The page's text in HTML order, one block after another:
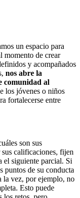
un espacio para
momento de crear
y acompañados
nos abre la
comunidad al
los jóvenes o niños
fortalecerse entre
son sus
calificaciones, fijen
el siguiente parcial. Si
puntos de su conducta
la vez, por ejemplo, no
Esto puede